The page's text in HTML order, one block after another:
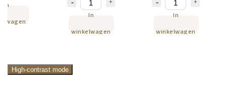
In
In
winkelwagen
In
winkelwagen
High-contrast mode